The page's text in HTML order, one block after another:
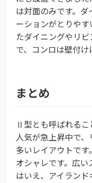
は対面のみです。
ーションがとりや
たダイニングやリ
で、コンロは壁付け
まとめ
Ⅱ型とも呼ばれる
人気が急上昇中で
多いレイアウトで
オシャレです。広
はいえ、アイラン